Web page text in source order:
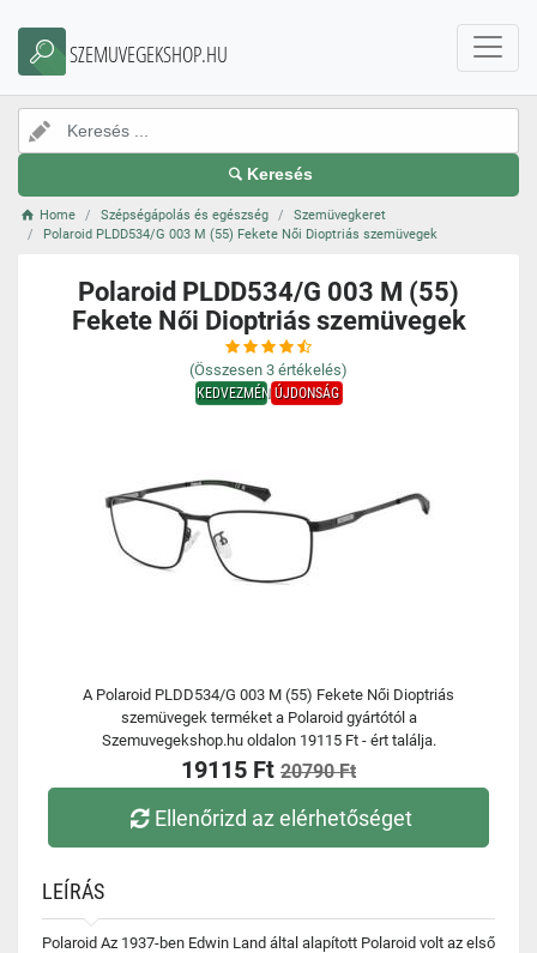
SZEMUVEGEKSHOP.HU
Keresés
Home Szépségápolás és egészség
Szemüvegkeret
Polaroid PLDD534/G 003 M (55) Fekete Női Dioptriás szemüvegek
Polaroid PLDD534/G 003 M (55)
Fekete Női Dioptriás szemüvegek
(Összesen 3 értékelés)
KEDVEZMÉNYÚJDONSÁG
A Polaroid PLDD534/G 003 M (55) Fekete Női Dioptriás
szemüvegek terméket a Polaroid gyártótól a
Szemuvegekshop.hu oldalon 19115 Ft - ért találja.
19115 Ft 20790 Ft
Ellenőrizd az elérhetőséget
LEÍRÁS
Polaroid Az 1937-ben Edwin Land által alapított Polaroid volt az első